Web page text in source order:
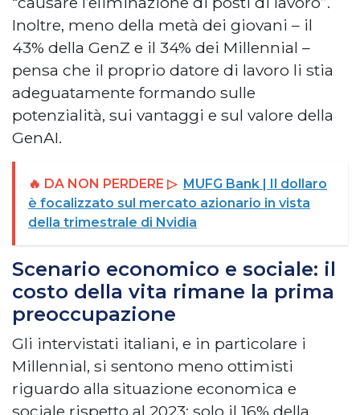
Inoltre, meno della metà dei giovani – il
43% della GenZ e il 34% dei Millennial –
pensa che il proprio datore di lavoro li stia
adeguatamente formando sulle
potenzialità, sui vantaggi e sul valore della
GenAI.
🔥 DA NON PERDERE ▷ MUFG Bank | Il dollaro
è focalizzato sul mercato azionario in vista
della trimestrale di Nvidia
Scenario economico e sociale: il
costo della vita rimane la prima
preoccupazione
Gli intervistati italiani, e in particolare i
Millennial, si sentono meno ottimisti
riguardo alla situazione economica e
sociale rispetto al 2023: solo il 16% della